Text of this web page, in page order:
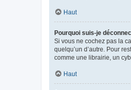
Haut
Pourquoi suis-je
Si vous ne cochez pas la
quelqu’un d’autre. Pour
comme une librairie, un
Haut